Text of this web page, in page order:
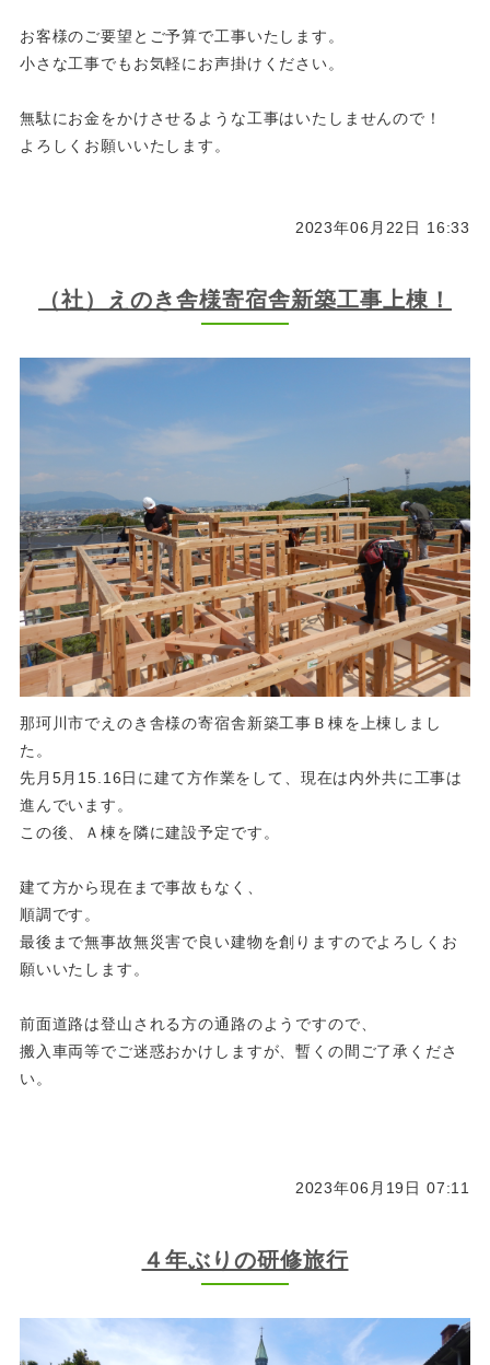
お客様のご要望とご予算で工事いたします。
小さな工事でもお気軽にお声掛けください。
無駄にお金をかけさせるような工事はいたしませんので！
よろしくお願いいたします。
2023年06月22日 16:33
（社）えのき舎様寄宿舎新築工事上棟！
那珂川市でえのき舎様の寄宿舎新築工事Ｂ棟を上棟しまし
た。
先月5月15.16日に建て方作業をして、現在は内外共に工事は
進んでいます。
この後、Ａ棟を隣に建設予定です。
建て方から現在まで事故もなく、
順調です。
最後まで無事故無災害で良い建物を創りますのでよろしくお
願いいたします。
前面道路は登山される方の通路のようですので、
搬入車両等でご迷惑おかけしますが、暫くの間ご了承くださ
い。
2023年06月19日 07:11
４年ぶりの研修旅行